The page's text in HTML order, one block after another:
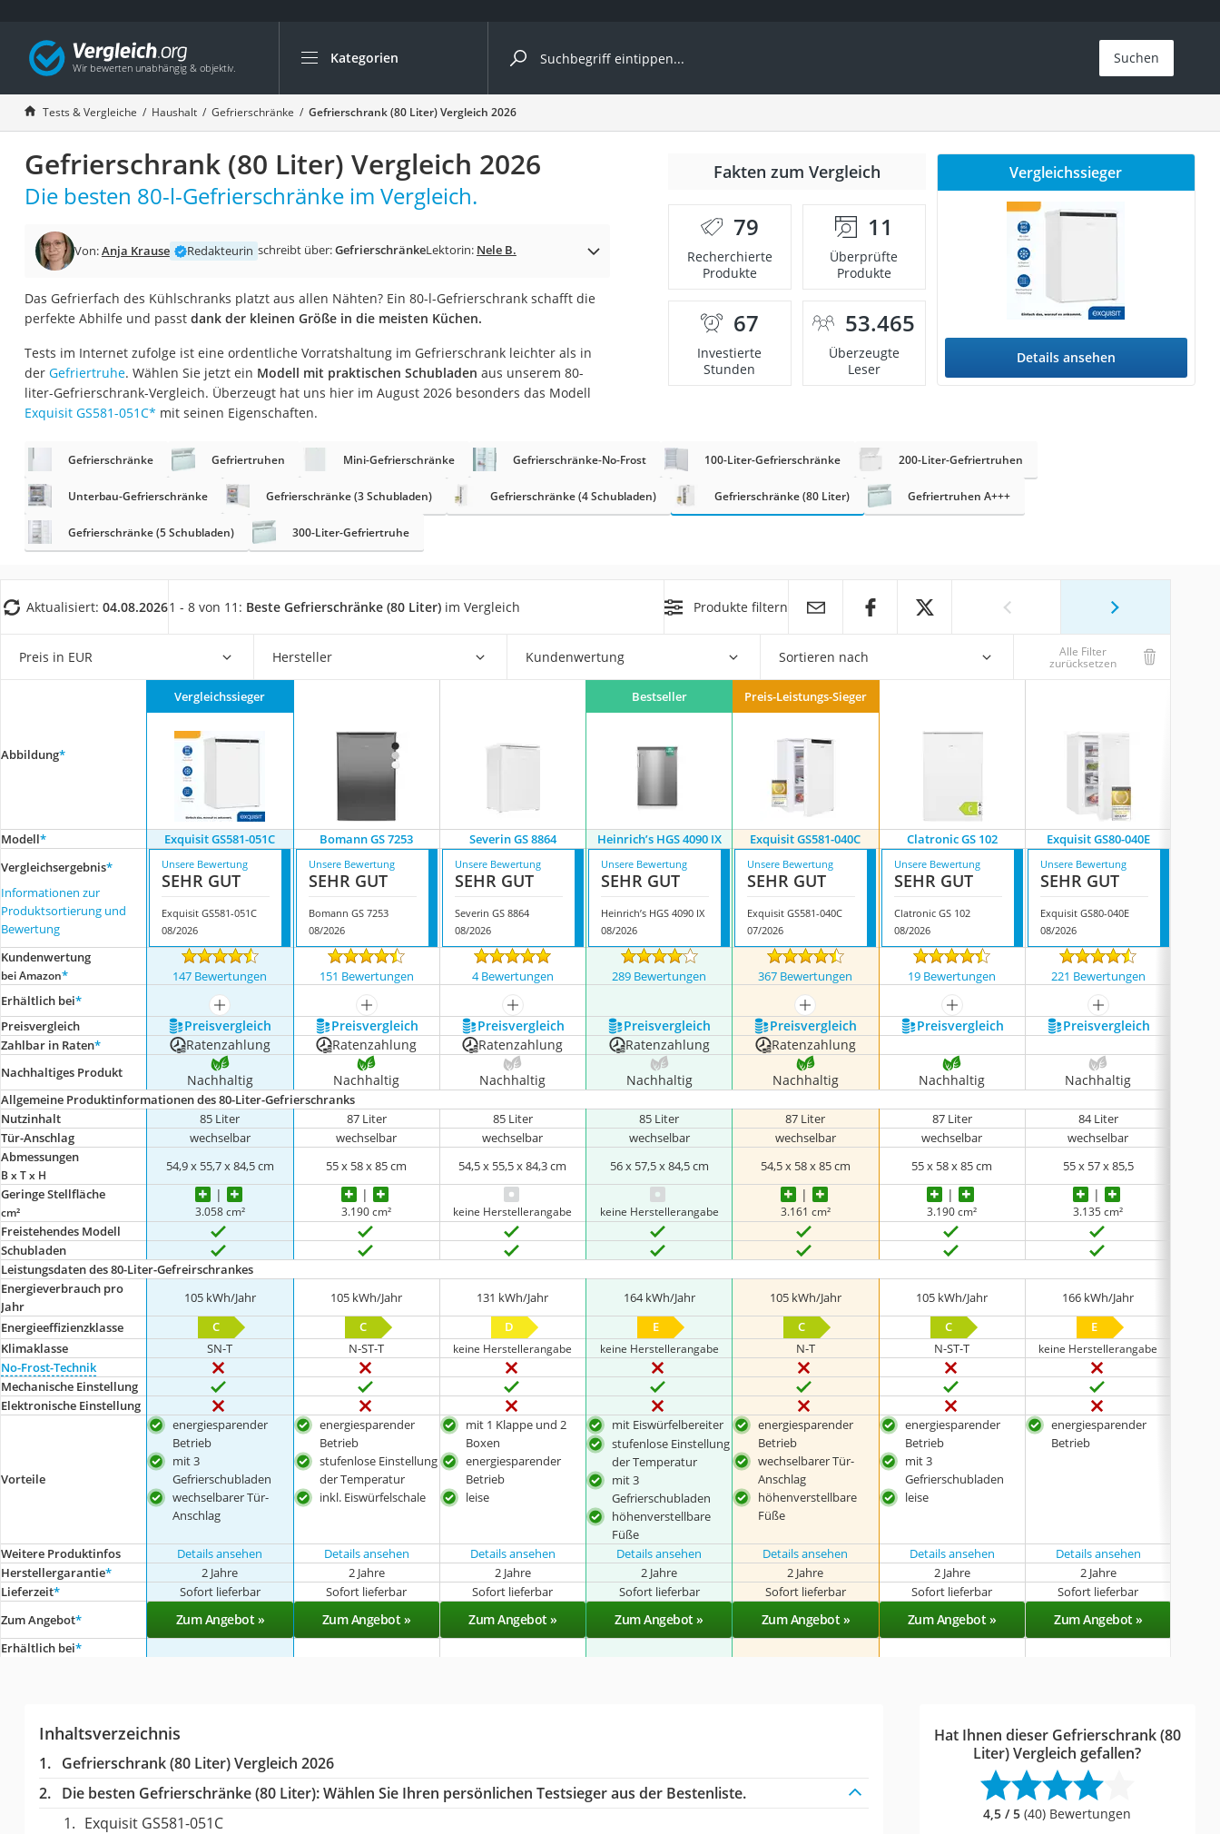
Kategorien
Die beliebtesten Vergleiche nach Kategorie
Haushalt
Wassersprudler
Zentralstaubsauger
Brotbackautomat
Wäschespinne
Spülmaschinentabs
Eierkocher
AEG-Waschmaschine
Saug-Wisch-Roboter
Handstaubsauger
Milchaufschäumer
Kondenstrockner
Reiskocher
Nespresso-Maschine
Messerschärfer
Service
Suchen
Tests & Vergleiche Haushalt Gefrierschränke Gefrierschrank (80 Liter) Vergleich 2026
Gefrierschrank (80 Liter) Vergleich 2026
Die besten 80-l-Gefrierschränke im Vergleich.
Von:Anja Krause Redakteurin schreibt über:GefrierschränkeLektorin: Nele B.
Das Gefrierfach des Kühlschranks platzt aus allen Nähten? Ein 80-l-Gefrierschrank schafft die
perfekte Abhilfe und passt dank der kleinen Größe in die meisten Küchen.
Tests im Internet zufolge ist eine ordentliche Vorratshaltung im Gefrierschrank leichter als in
der Gefriertruhe. Wählen Sie jetzt ein Modell mit praktischen Schubladen aus unserem 80-
liter-Gefrierschrank-Vergleich. Überzeugt hat uns hier im August 2026 besonders das Modell
Exquisit GS581-051C* mit seinen Eigenschaften.
Fakten zum Vergleich
79
Recherchierte
Produkte
11
Überprüfte
Produkte
67
Investierte
Stunden
53.465
Überzeugte
Leser
Vergleichssieger
Details ansehen
Gefrierschränke Gefriertruhen Mini-Gefrierschränke Gefrierschränke-No-Frost 100-Liter-Gefrierschränke 200-Liter-Gefriertruhen
Unterbau-Gefrierschränke Gefrierschränke (3 Schubladen) Gefrierschränke (4 Schubladen) Gefrierschränke (80 Liter) Gefriertruhen A+++
Gefrierschränke (5 Schubladen) 300-Liter-Gefriertruhe
Aktualisiert: 04.08.20261 - 8 von 11: Beste Gefrierschränke (80 Liter) im Vergleich Produkte filtern
Preis in EUR Hersteller Kundenwertung Sortieren nach Alle Filter
zurücksetzen
Abbildung*
Vergleichssieger Bestseller Preis-Leistungs-Sieger
Modell* Exquisit GS581-051C Bomann GS 7253 Severin GS 8864 Heinrich’s HGS 4090 IX Exquisit GS581-040C Clatronic GS 102 Exquisit GS80-040E
Vergleichsergebnis*
Informationen zur
Produktsortierung und
Bewertung
Unsere Bewertung
SEHR GUT
Exquisit GS581-051C
08/2026
Unsere Bewertung
SEHR GUT
Bomann GS 7253
08/2026
Unsere Bewertung
SEHR GUT
Severin GS 8864
08/2026
Unsere Bewertung
SEHR GUT
Heinrich’s HGS 4090 IX
08/2026
Unsere Bewertung
SEHR GUT
Exquisit GS581-040C
07/2026
Unsere Bewertung
SEHR GUT
Clatronic GS 102
08/2026
Unsere Bewertung
SEHR GUT
Exquisit GS80-040E
08/2026
Kundenwertung
bei Amazon* 147 Bewertungen 151 Bewertungen 4 Bewertungen 289 Bewertungen 367 Bewertungen 19 Bewertungen 221 Bewertungen
Erhältlich bei*
mehr anzeigen mehr anzeigen mehr anzeigen mehr anzeigen mehr anzeigen
mehr anzeigen
Preis­vergleich
Preis­vergleich Preis­vergleich Preis­vergleich Preis­vergleich Preis­vergleich Preis­vergleich Preis­vergleich
Zahlbar in Raten* Ratenzahlung Ratenzahlung Ratenzahlung Ratenzahlung Ratenzahlung
Nachhaltiges Produkt Nachhaltig Nachhaltig Nachhaltig Nachhaltig Nachhaltig Nachhaltig Nachhaltig
Allgemeine Produktinformationen des 80-Liter-Gefrierschranks
Nutzinhalt
85 Liter 87 Liter 85 Liter 85 Liter 87 Liter 87 Liter
84 Liter
Tür-Anschlag
wechselbar wechselbar wechselbar wechselbar wechselbar wechselbar wechselbar
Abmessungen
B x T x H
54,9 x 55,7 x 84,5 cm 55 x 58 x 85 cm 54,5 x 55,5 x 84,3 cm 56 x 57,5 x 84,5 cm 54,5 x 58 x 85 cm 55 x 58 x 85 cm 55 x 57 x 85,5
Geringe Stellfläche
cm² 3.058 cm² 3.190 cm² keine Herstellerangabe keine Herstellerangabe 3.161 cm² 3.190 cm² 3.135 cm²
Freistehendes Modell
Schubladen
Leistungsdaten des 80-Liter-Gefreirschrankes
Energieverbrauch pro
Jahr
105 kWh/Jahr 105 kWh/Jahr 131 kWh/Jahr 164 kWh/Jahr 105 kWh/Jahr 105 kWh/Jahr 166 kWh/Jahr
Energieeffizienzklasse
C C D E C C
E
Klimaklasse
SN-T N-ST-T keine Herstellerangabe keine Herstellerangabe N-T N-ST-T keine Herstellerangabe
No-Frost-Technik
Mechanische Einstellung
Elektronische Einstellung
Vorteile
energiesparender
Betrieb
mit 3
Gefrierschubladen
wechselbarer Tür-
Anschlag
energiesparender
Betrieb
stufenlose Einstellung
der Temperatur
inkl. Eiswürfelschale
mit 1 Klappe und 2
Boxen
energiesparender
Betrieb
leise
mit Eiswürfelbereiter
stufenlose Einstellung
der Temperatur
mit 3
Gefrierschubladen
höhenverstellbare
Füße
energiesparender
Betrieb
wechselbarer Tür-
Anschlag
höhenverstellbare
Füße
energiesparender
Betrieb
mit 3
Gefrierschubladen
leise
energiesparender
Betrieb
Weitere Produktinfos Details ansehen Details ansehen Details ansehen Details ansehen Details ansehen Details ansehen
Details ansehen
Herstellergarantie* 2 Jahre 2 Jahre 2 Jahre 2 Jahre 2 Jahre 2 Jahre
2 Jahre
Lieferzeit* Sofort lieferbar Sofort lieferbar Sofort lieferbar Sofort lieferbar Sofort lieferbar Sofort lieferbar Sofort lieferbar
Zum Angebot* Zum Angebot » Zum Angebot » Zum Angebot » Zum Angebot » Zum Angebot » Zum Angebot » Zum Angebot »
Erhältlich bei*
Inhaltsverzeichnis
Gefrierschrank (80 Liter) Vergleich 2026
Die besten Gefrierschränke (80 Liter):Wählen Sie Ihren persönlichen Testsieger aus der Bestenliste.
Exquisit GS581-051C
Hat Ihnen dieser Gefrierschrank (80
Liter) Vergleich gefallen?
4,5 / 5 (40) Bewertungen